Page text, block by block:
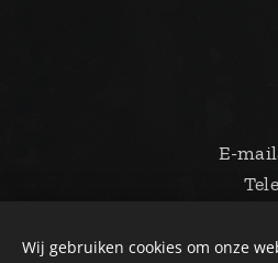
E-
Wij gebruiken cookies om onze